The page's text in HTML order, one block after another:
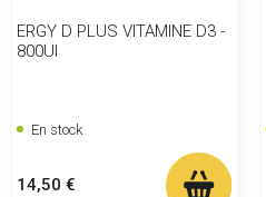
ERGY D PLUS VITAMINE D3 -
800UI
En stock
Prix
14,50 €